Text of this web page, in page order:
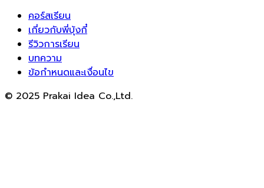
คอร์สเรียน
เกี่ยวกับพี่บุ้งกี๋
รีวิวการเรียน
บทความ
ข้อกำหนดและเงื่อนไข
© 2025 Prakai Idea Co.,Ltd.